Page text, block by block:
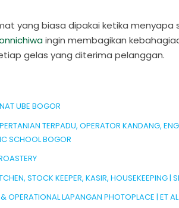
yang biasa dipakai ketika
ingin membagikan
gelas yang diterima pelanggan.
UBE BOGOR
TERPADU, OPERATOR KANDANG,
SCHOOL BOGOR
STOCK KEEPER, KASIR, HOUSEKEEPING
OPERATIONAL LAPANGAN PHOTOPLACE | ET